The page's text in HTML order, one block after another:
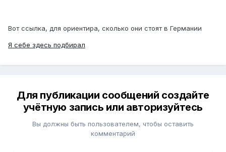
Вот ссылка, для ориентира, сколько они стоят в Германии
Я себе здесь подбирал
Для публикации сообщений создайте
учётную запись или авторизуйтесь
Вы должны быть пользователем, чтобы оставить
комментарий